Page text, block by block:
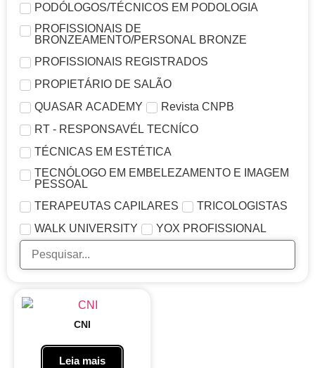
PODÓLOGOS/TÉCNICOS EM PODOLOGIA
PROFISSIONAIS DE
BRONZEAMENTO/PERSONAL BRONZE
PROFISSIONAIS REGISTRADOS
PROPIETÁRIO DE SALÃO
QUASAR ACADEMY
Revista CNPB
RT - RESPONSAVÉL TECNÍCO
TÉCNICAS EM ESTÉTICA
TECNÓLOGO EM EMBELEZAMENTO E IMAGEM
PESSOAL
TERAPEUTAS CAPILARES
TRICOLOGISTAS
WALK UNIVERSITY
YOX PROFISSIONAL
CNI
Leia mais